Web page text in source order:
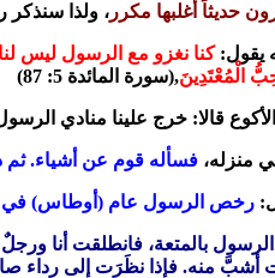
حديثاً أغلبها مكرر ، ولذا سنذكر
كنا نغزو مع الرسول ليس لنا
الْمُعْتَدِينَ,(سورة المائدة 5: 87)
فسأله قوم عن أشياء. ثم
رخص الرسول عام (أوطاس) في
الرسول بالمتعة، فانطلقت أنا
أشبَّ منه. فإذا نظَرَت إلى رداء